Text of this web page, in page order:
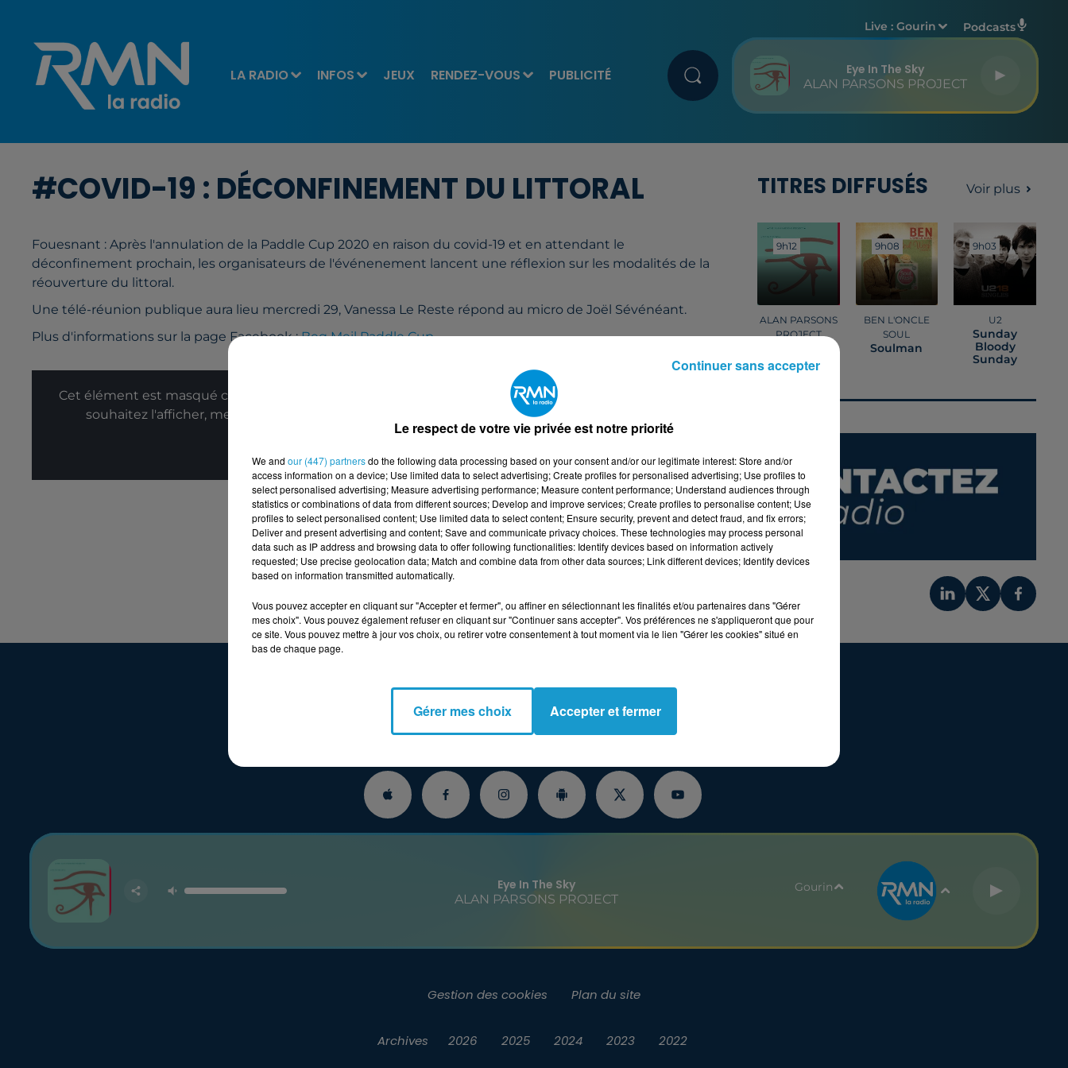
LA RADIO INFOS JEUX RENDEZ-VOUS PUBLICITÉ
Live :Gourin Podcasts
Eye In The Sky
ALAN PARSONS PROJECT
#COVID-19 : DÉCONFINEMENT DU LITTORAL
Fouesnant : Après l'annulation de la Paddle Cup 2020 en raison du covid-19 et en attendant le
déconfinement prochain, les organisateurs de l'événenement lancent une réflexion sur les modalités de la
réouverture du littoral.
Une télé-réunion publique aura lieu mercredi 29, Vanessa Le Reste répond au micro de Joël Sévénéant.
Plus d'informations sur la page Facebook :Beg Meil Paddle Cup.
Cet élément est masqué compte-tenu du refus du dépôt de cookies que vous avez exprimé. Si vous
souhaitez l'afficher, merci de nous donner votre accord en cliquant sur le bouton ci-dessous.
TITRES DIFFUSÉS Voir plus
9h12
9h12
ALAN PARSONS
PROJECT
Sky
9h08
9h08
BEN L'ONCLE
SOUL
Soulman
9h03
9h03
U2
Sunday
Bloody
Sunday
Eye In The Sky
ALAN PARSONS PROJECT
Gourin
Gestion des cookies Plan du site
Archives 2026 2025 2024 2023 2022
Le respect de votre vie privée est notre priorité
We and our (447) partnersdo the following data processing based on your consent and/or our legitimate interest: Store and/or
access information on a device; Use limited data to select advertising; Create profiles for personalised advertising; Use profiles to
select personalised advertising; Measure advertising performance; Measure content performance; Understand audiences through
statistics or combinations of data from different sources; Develop and improve services; Create profiles to personalise content; Use
profiles to select personalised content; Use limited data to select content; Ensure security, prevent and detect fraud, and fix errors;
Deliver and present advertising and content; Save and communicate privacy choices. These technologies may process personal
data such as IP address and browsing data to offer following functionalities: Identify devices based on information actively
requested; Use precise geolocation data; Match and combine data from other data sources; Link different devices; Identify devices
based on information transmitted automatically.
Vous pouvez accepter en cliquant sur "Accepter et fermer", ou affiner en sélectionnant les finalités et/ou partenaires dans "Gérer
mes choix". Vous pouvez également refuser en cliquant sur "Continuer sans accepter". Vos préférences ne s'appliqueront que pour
ce site. Vous pouvez mettre à jour vos choix, ou retirer votre consentement à tout moment via le lien "Gérer les cookies" situé en
bas de chaque page.
Gérer mes choix Accepter et fermer
Continuer sans accepter